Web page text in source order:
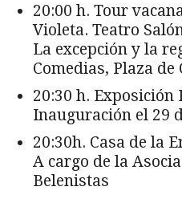
20:00 h. Tour
Violeta. Teatro
La excepción y la
Comedias, Plaza de
20:30 h.
Inauguración el 29
20:30h. Casa de la
A cargo de la
Belenistas